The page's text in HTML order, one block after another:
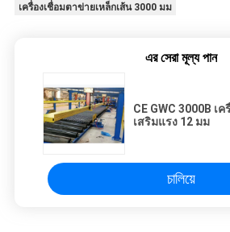
เครื่องเชื่อมตาข่ายเหล็กเส้น 3000 มม
এর সেরা মূল্য পান
CE GWC 3000B เ
เสริมแรง 12 มม
চালিয়ে